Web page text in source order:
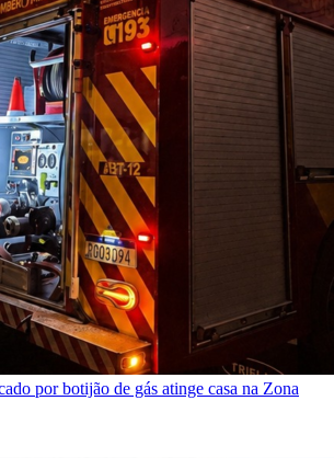
por botijão de gás atinge casa na Zona